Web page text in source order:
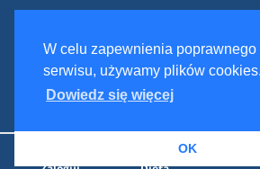
W celu zapewnienia poprawnego
serwisu, używamy plików cookies.
Dowiedz się więcej
OK